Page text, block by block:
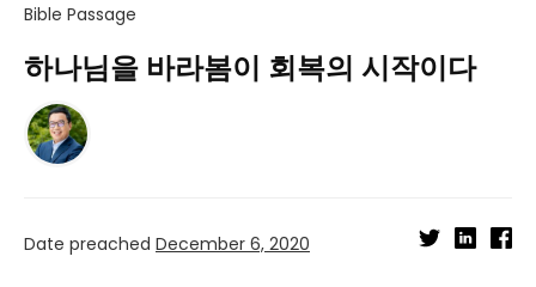
Bible Passage
하나님을 바라봄이 회복의 시작이다
Date preached December 6, 2020